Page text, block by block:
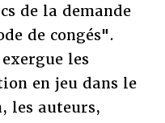
de la demande
de congés".
les
en jeu dans le
les auteurs,